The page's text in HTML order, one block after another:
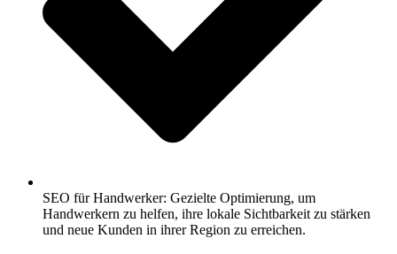
SEO für Handwerker: Gezielte Optimierung, um
Handwerkern zu helfen, ihre lokale Sichtbarkeit zu stärken
und neue Kunden in ihrer Region zu erreichen.